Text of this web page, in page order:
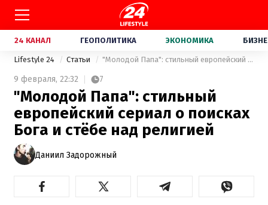
24 КАНАЛ ГЕОПОЛИТИКА ЭКОНОМИКА
Lifestyle 24 Статьи "Молодой Папа": стильный европейский сериал о поисках Бога и стёбе над религией
9 февраля, 22:32 7
"Молодой Папа": стильный
европейский сериал о поисках
Бога и стёбе над религией
Даниил Задорожный